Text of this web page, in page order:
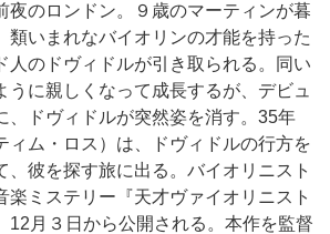
のロンドン。９歳のマーティンが暮
類いまれなバイオリンの才能を持った
人のドヴィドルが引き取られる。同い
うに親しくなって成長するが、デビュ
、ドヴィドルが突然姿を消す。35年
ィム・ロス）は、ドヴィドルの行方を
、彼を探す旅に出る。バイオリニスト
楽ミステリー『天才ヴァイオリニスト
12月３日から公開される。本作を監督